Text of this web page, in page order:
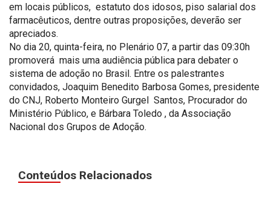
em locais públicos, estatuto dos idosos, piso salarial dos
farmacêuticos, dentre outras proposições, deverão ser
apreciados.
No dia 20, quinta-feira, no Plenário 07, a partir das 09:30h
promoverá mais uma audiência pública para debater o
sistema de adoção no Brasil. Entre os palestrantes
convidados, Joaquim Benedito Barbosa Gomes, presidente
do CNJ, Roberto Monteiro Gurgel Santos, Procurador do
Ministério Público, e Bárbara Toledo , da Associação
Nacional dos Grupos de Adoção.
Conteúdos Relacionados